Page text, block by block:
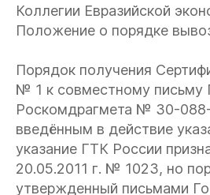
Коллегии Евразийской
Положение о порядке
Порядок получения
№ 1 к совместному письму
Роскомдрагмета № 30-088-
введённым в действие
указание ГТК России
20.05.2011 г. № 1023, но
утвержденный письмами